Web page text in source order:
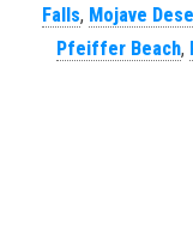
Falls, Mojave
Pfeiffer Beach,